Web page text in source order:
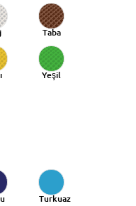
Taba
Yeşil
Turkuaz